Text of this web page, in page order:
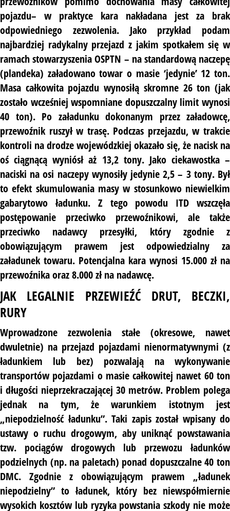
pojazdu– w praktyce kara nakładana jest za brak
odpowiedniego zezwolenia. Jako przykład podam
najbardziej radykalny przejazd z jakim spotkałem się w
ramach stowarzyszenia OSPTN – na standardową naczepę
(plandeka) załadowano towar o masie ‘jedynie’ 12 ton.
Masa całkowita pojazdu wynosiłą skromne 26 ton (jak
zostało wcześniej wspomniane dopuszczalny limit wynosi
40 ton). Po załadunku dokonanym przez załadowcę,
przewoźnik ruszył w trasę. Podczas przejazdu, w trakcie
kontroli na drodze wojewódzkiej okazało się, że nacisk na
oś ciągnącą wyniósł aż 13,2 tony. Jako ciekawostka –
naciski na osi naczepy wynosiły jedynie 2,5 – 3 tony. Był
to efekt skumulowania masy w stosunkowo niewielkim
gabarytowo ładunku. Z tego powodu ITD wszczęła
postępowanie przeciwko przewoźnikowi, ale także
przeciwko nadawcy przesyłki, który zgodnie z
obowiązującym prawem jest odpowiedzialny za
załadunek towaru. Potencjalna kara wynosi 15.000 zł na
przewoźnika oraz 8.000 zł na nadawcę.
JAK LEGALNIE PRZEWIEŹĆ DRUT, BECZKI,
RURY
Wprowadzone zezwolenia stałe (okresowe, nawet
dwuletnie) na przejazd pojazdami nienormatywnymi (z
ładunkiem lub bez) pozwalają na wykonywanie
transportów pojazdami o masie całkowitej nawet 60 ton
i długości nieprzekraczającej 30 metrów. Problem polega
jednak na tym, że warunkiem istotnym jest
„niepodzielność ładunku”. Taki zapis został wpisany do
ustawy o ruchu drogowym, aby uniknąć powstawania
tzw. pociągów drogowych lub przewozu ładunków
podzielnych (np. na paletach) ponad dopuszczalne 40 ton
DMC. Zgodnie z obowiązującym prawem „ładunek
niepodzielny” to ładunek, który bez niewspółmiernie
wysokich kosztów lub ryzyka powstania szkody nie może